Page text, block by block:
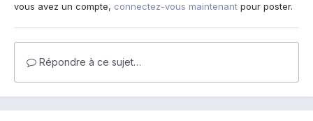
vous avez un compte, connectez-vous maintenant pour poster.
Répondre à ce sujet…